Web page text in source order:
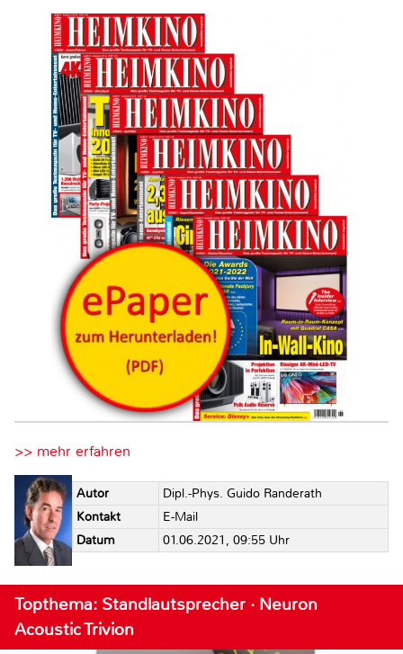
>> mehr erfahren
Autor
Dipl.-Phys. Guido Randerath
Kontakt
E-Mail
Datum
01.06.2021, 09:55 Uhr
Topthema: Standlautsprecher · Neuron
Acoustic Trivion